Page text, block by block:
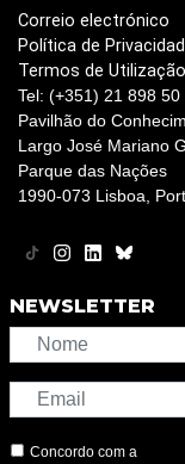
Correio electrónico
Política de
Termos de Utilização
Tel: (+351) 21 898
Pavilhão do
Largo José Mariano
Parque das Nações
1990-073 Lisboa,
NEWSLETTER
Concordo com a